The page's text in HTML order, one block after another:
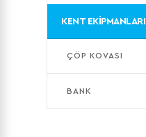
KENT EKİPMANLARI
ÇÖP KOVASI
BANK